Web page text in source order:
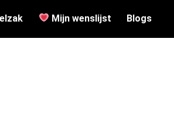
Mijn wenslijst Blogs